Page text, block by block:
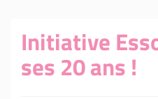
Initiative
ses 20 ans !